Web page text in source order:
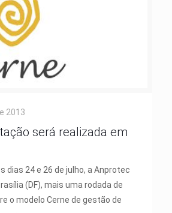
2013
será realizada em
dias 24 e 26 de julho, a Anprotec
(DF), mais uma rodada de
o modelo Cerne de gestão de